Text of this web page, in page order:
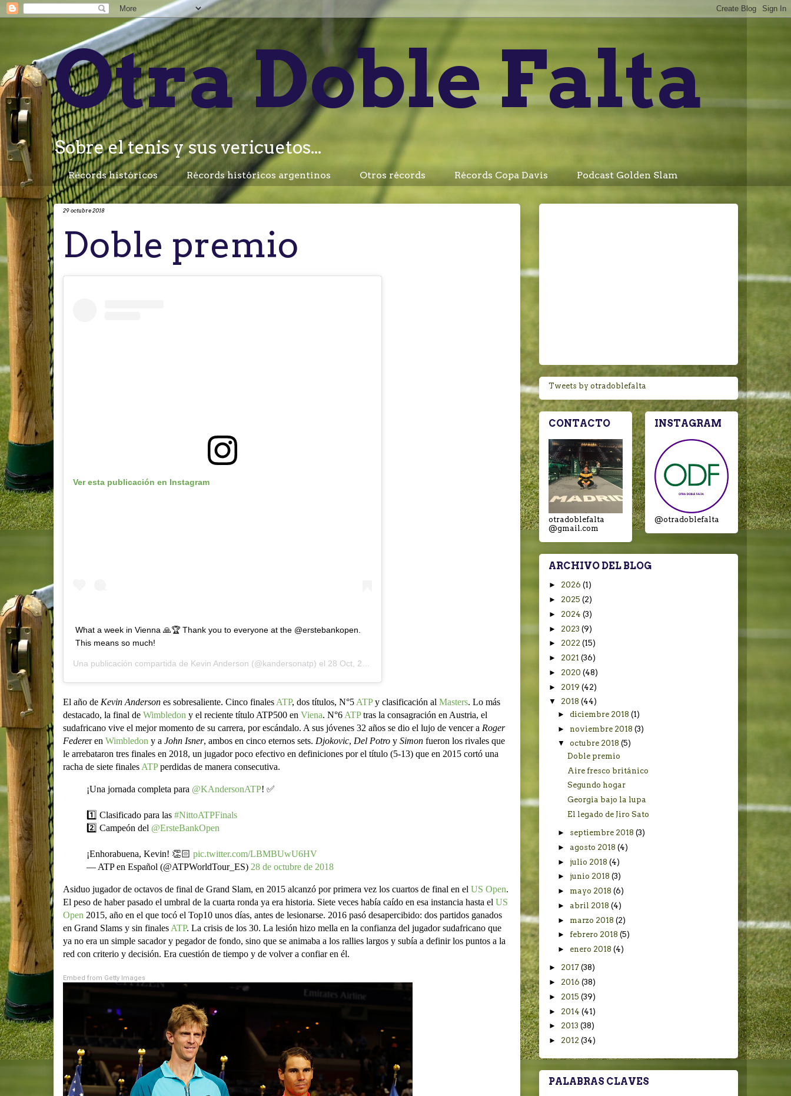
Otra Doble Falta
Sobre el tenis y sus vericuetos...
Récords históricos Récords históricos argentinos Otros récords Récords Copa Davis Podcast Golden Slam
29 octubre 2018
Doble premio
Ver esta publicación en Instagram
‪What a week in Vienna 🙏🏆 Thank you to everyone at the @erstebankopen.
This means so much!‬
Una publicación compartida de Kevin Anderson (@kandersonatp) el 28 Oct, 2018 a las 9:11 PDT
El año de Kevin Andersones sobresaliente. Cinco finales ATP, dos títulos, N°5 ATPy clasificación al Masters. Lo más
destacado, la final de Wimbledon y el reciente título ATP500 en Viena. N°6 ATPtras la consagración en Austria, el
sudafricano vive el mejor momento de su carrera, por escándalo. A sus jóvenes 32 años se dio el lujo de vencer a Roger
Federer en Wimbledon y a John Isner, ambos en cinco eternos sets. Djokovic, Del Potroy Simon fueron los rivales que
le arrebataron tres finales en 2018, un jugador poco efectivo en definiciones por el título (5-13) que en 2015 cortó una
racha de siete finales ATPperdidas de manera consecutiva.
¡Una jornada completa para @KAndersonATP! ✅
1️⃣ Clasificado para las #NittoATPFinals
2️⃣ Campeón del @ErsteBankOpen
¡Enhorabuena, Kevin! 👏🏻 pic.twitter.com/LBMBUwU6HV
— ATP en Español (@ATPWorldTour_ES) 28 de octubre de 2018
Asiduo jugador de octavos de final de Grand Slam, en 2015 alcanzó por primera vez los cuartos de final en el US Open.
El peso de haber pasado el umbral de la cuarta ronda ya era historia. Siete veces había caído en esa instancia hasta el US
Open 2015, año en el que tocó el Top10 unos días, antes de lesionarse. 2016 pasó desapercibido: dos partidos ganados
en Grand Slams y sin finales ATP. La crisis de los 30. La lesión hizo mella en la confianza del jugador sudafricano que
ya no era un simple sacador y pegador de fondo, sino que se animaba a los rallies largos y subía a definir los puntos a la
red con criterio y decisión. Era cuestión de tiempo y de volver a confiar en él.
Embed from Getty Images
Tweets by otradoblefalta
CONTACTO
otradoblefalta
@gmail.com
INSTAGRAM
@otradoblefalta
ARCHIVO DEL BLOG
► 2026 (1)
► 2025 (2)
► 2024 (3)
► 2023 (9)
► 2022 (15)
► 2021 (36)
► 2020 (48)
► 2019 (42)
▼ 2018 (44)
►diciembre 2018(1)
► noviembre 2018(3)
▼octubre 2018(5)
Doble premio
Aire fresco británico
Segundo hogar
Georgia bajo la lupa
El legado de Jiro Sato
► septiembre 2018(3)
►agosto 2018(4)
►julio 2018(4)
►junio 2018(3)
► mayo 2018(6)
►abril 2018(4)
► marzo 2018(2)
► febrero 2018(5)
► enero 2018(4)
► 2017 (38)
► 2016 (38)
► 2015 (39)
► 2014 (41)
► 2013 (38)
► 2012 (34)
PALABRAS CLAVES